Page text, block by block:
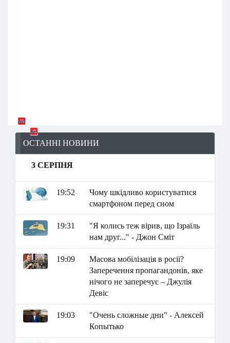
ОСТАННІ НОВИНИ
3 СЕРПНЯ
19:52
Чому шкідливо користуватися
смартфоном перед сном
19:31
"Я колись теж вірив, що Ізраїль
нам друг..." - Джон Сміт
19:09
Масова мобілізація в росії?
Заперечення пропагандонів, яке
нічого не заперечує – Джулія
Девіс
19:03
"Очень сложные дни" - Алексей
Копытько